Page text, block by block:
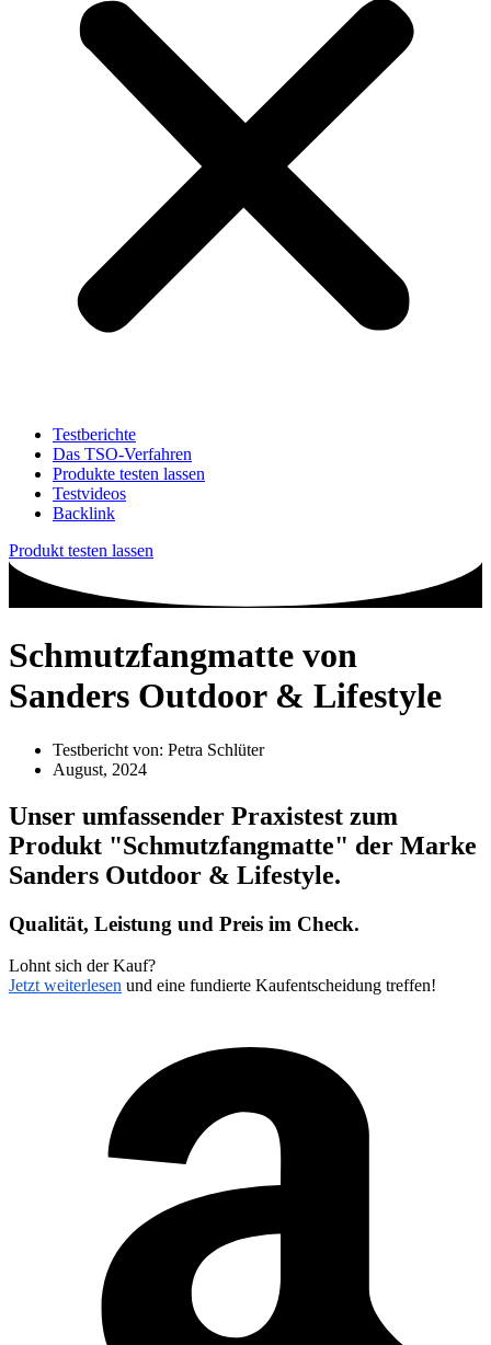
Testberichte
Das TSO-Verfahren
Produkte testen lassen
Testvideos
Backlink
Produkt testen lassen
Schmutzfangmatte von
Sanders Outdoor & Lifestyle
Testbericht von: Petra Schlüter
August, 2024
Unser umfassender Praxistest zum
Produkt "Schmutzfangmatte" der Marke
Sanders Outdoor & Lifestyle.
Qualität, Leistung und Preis im Check.
Lohnt sich der Kauf?
Jetzt weiterlesen und eine fundierte Kaufentscheidung treffen!